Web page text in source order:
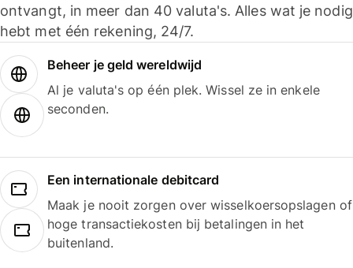
ontvangt, in meer dan 40 valuta's. Alles wat je nodig
hebt met één rekening, 24/7.
Beheer je geld wereldwijd
Al je valuta's op één plek. Wissel ze in enkele
seconden.
Een internationale debitcard
Maak je nooit zorgen over wisselkoersopslagen of
hoge transactiekosten bij betalingen in het
buitenland.